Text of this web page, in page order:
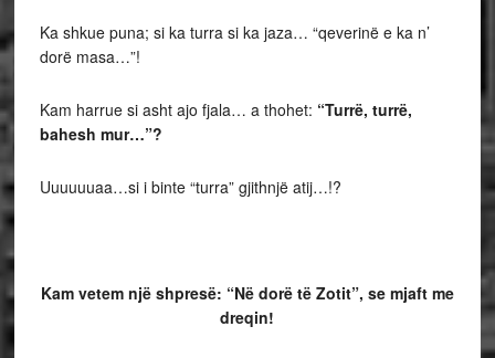
Ka shkue puna; si ka turra si ka jaza… “qeverinë e ka n’
dorë masa…”!
Kam harrue si asht ajo fjala… a thohet: “Turrë, turrë,
bahesh mur…”?
Uuuuuuaa…si i binte “turra” gjithnjë atij…!?
Kam vetem një shpresë: “Në dorë të Zotit”, se mjaft me
dreqin!